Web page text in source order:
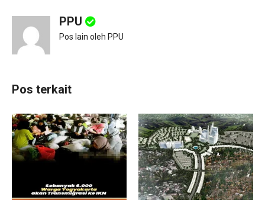
PPU
Pos lain oleh PPU
Pos terkait